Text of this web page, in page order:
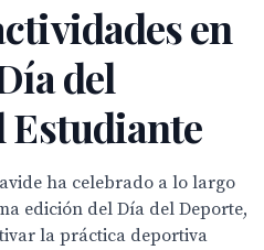
en
del
Estudiante
ha celebrado a lo largo
edición del Día del Deporte,
la práctica deportiva